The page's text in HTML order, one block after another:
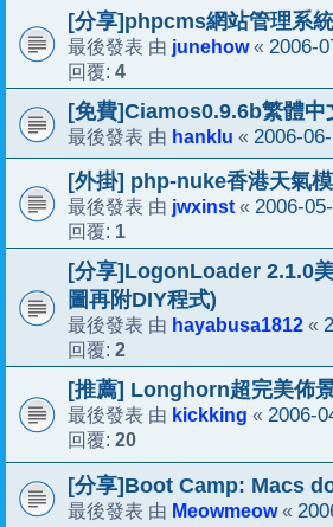
[分享]phpcms網站管理系
最後發表 由 junehow« 2006-
回覆: 4
[免費]Ciamos0.9.6b繁體中
最後發表 由 hanklu « 2006-
[外掛] php-nuke香港天氣
最後發表 由 jwxinst « 2006-
回覆: 1
[分享]LogonLoader 2.1.0
圖再附DIY程式)
最後發表 由 hayabusa1812 «
回覆: 2
[推薦] Longhorn超完美佈
最後發表 由 kickking « 2006-
回覆: 20
[分享]Boot Camp: Macs
最後發表 由 Meowmeow«